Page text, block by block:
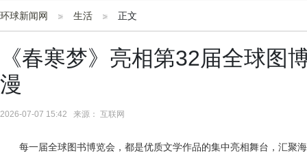
环球新闻网 生活 正文
《春寒梦》亮相第32届全球图
漫
2026-07-07 15:42 来源： 互联网
每一届全球图书博览会，都是优质文学作品的集中亮相舞台，汇聚